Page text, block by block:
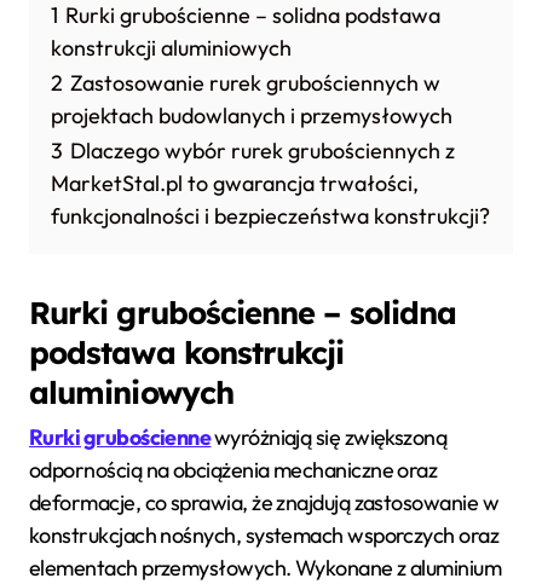
1 Rurki grubościenne – solidna podstawa
konstrukcji aluminiowych
2 Zastosowanie rurek grubościennych w
projektach budowlanych i przemysłowych
3 Dlaczego wybór rurek grubościennych z
MarketStal.pl to gwarancja trwałości,
funkcjonalności i bezpieczeństwa konstrukcji?
Rurki grubościenne – solidna
podstawa konstrukcji
aluminiowych
Rurki grubościennewyróżniają się zwiększoną
odpornością na obciążenia mechaniczne oraz
deformacje, co sprawia, że znajdują zastosowanie w
konstrukcjach nośnych, systemach wsporczych oraz
elementach przemysłowych. Wykonane z aluminium